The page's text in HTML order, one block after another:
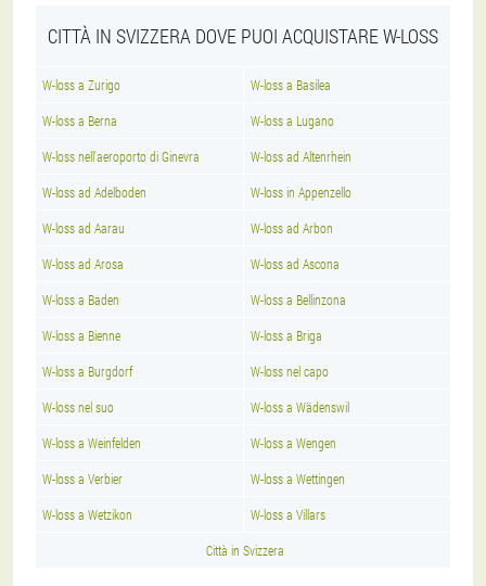
CITTÀ IN SVIZZERA DOVE PUOI ACQUISTARE W-LOSS
W-loss a Zurigo W-loss a Basilea
W-loss a Berna W-loss a Lugano
W-loss nell'aeroporto di Ginevra W-loss ad Altenrhein
W-loss ad Adelboden W-loss in Appenzello
W-loss ad Aarau W-loss ad Arbon
W-loss ad Arosa W-loss ad Ascona
W-loss a Baden W-loss a Bellinzona
W-loss a Bienne W-loss a Briga
W-loss a Burgdorf W-loss nel capo
W-loss nel suo W-loss a Wädenswil
W-loss a Weinfelden W-loss a Wengen
W-loss a Verbier W-loss a Wettingen
W-loss a Wetzikon W-loss a Villars
Città in Svizzera